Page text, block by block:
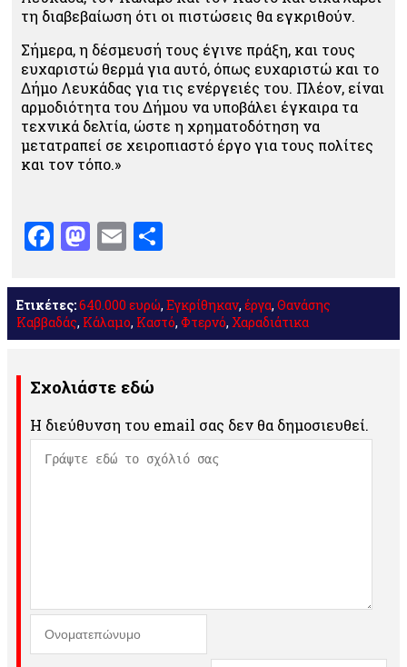
τη διαβεβαίωση ότι οι πιστώσεις θα εγκριθούν.
Σήμερα, η δέσμευσή τους έγινε πράξη, και τους
ευχαριστώ θερμά για αυτό, όπως ευχαριστώ και το
Δήμο Λευκάδας για τις ενέργειές του. Πλέον, είναι
αρμοδιότητα του Δήμου να υποβάλει έγκαιρα τα
τεχνικά δελτία, ώστε η χρηματοδότηση να
μετατραπεί σε χειροπιαστό έργο για τους πολίτες
και τον τόπο.»
Facebook
Mastodon
Email
Ετικέτες:640.000 ευρώ, Εγκρίθηκαν, έργα, Θανάσης
Καββαδάς, Κάλαμο, Καστό, Φτερνό, Χαραδιάτικα
Σχολιάστε εδώ
Η διεύθυνση του email σας δεν θα δημοσιευθεί.